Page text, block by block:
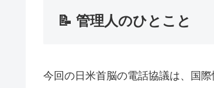
📝 管理人のひとこと
今回の日米首脳の電話協議は、国